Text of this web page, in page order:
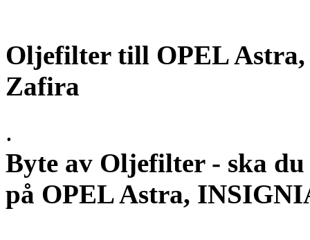
Oljefilter till OPEL
Zafira
.
Byte av Oljefilter - ska
på OPEL Astra,